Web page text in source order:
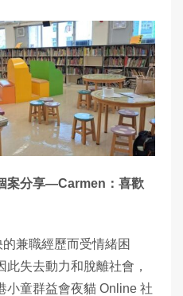
案分享—Carmen：喜歡
兼職經歷而受情緒困
失去動力和脫離社會，
小童群益會夜貓 Online 社